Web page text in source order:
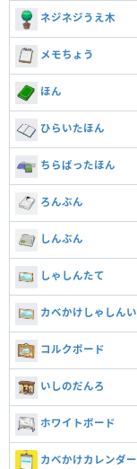
ネジネジうえ木
メモちょう
ほん
ひらいたほん
ちらばったほん
ろんぶん
しんぶん
しゃしんたて
カベかけしゃしん
コルクボード
いしのだんろ
ホワイトボード
カベかけカレンダー